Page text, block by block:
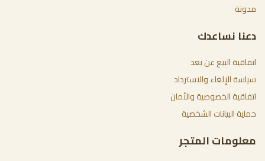
مدونة
دعنا نساعدك
اتفاقية البيع عن بعد
سياسة الإلغاء والاسترداد
اتفاقية الخصوصية والأمان
حماية البيانات الشخصية
معلومات المتجر